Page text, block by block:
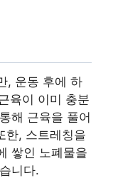
, 운동 후에 하
육이 이미 충분
해 근육을 풀어
한, 스트레칭을
쌓인 노폐물을
니다.